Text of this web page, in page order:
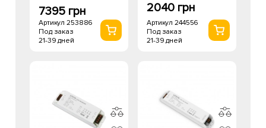
7395 грн
Артикул 253886
Под заказ
21-39 дней
2040 грн
Артикул 244556
Под заказ
21-39 дней